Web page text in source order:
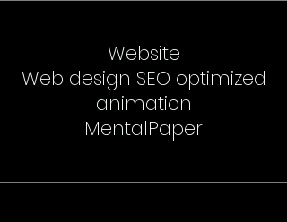
Website
Web design SEO optimized
animation
MentalPaper